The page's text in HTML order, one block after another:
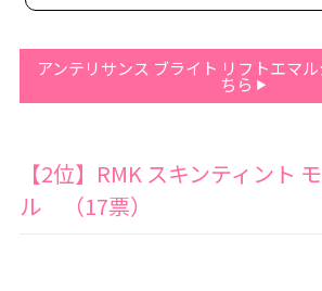
アンテリサンス ブライト リフトエマ
ちら
【2位】RMK スキンティント
ル （17票）